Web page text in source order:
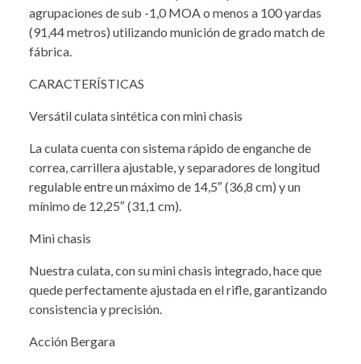
agrupaciones de sub -1,0 MOA o menos a 100 yardas
(91,44 metros) utilizando munición de grado match de
fábrica.
CARACTERÍSTICAS
Versátil culata sintética con mini chasis
La culata cuenta con sistema rápido de enganche de
correa, carrillera ajustable, y separadores de longitud
regulable entre un máximo de 14,5″ (36,8 cm) y un
mínimo de 12,25″ (31,1 cm).
Mini chasis
Nuestra culata, con su mini chasis integrado, hace que
quede perfectamente ajustada en el rifle, garantizando
consistencia y precisión.
Acción Bergara